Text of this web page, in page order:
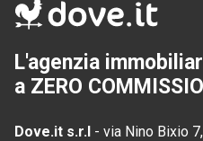
L'agenzia
a ZERO
Dove.it s.r.l - via Nino Bixio